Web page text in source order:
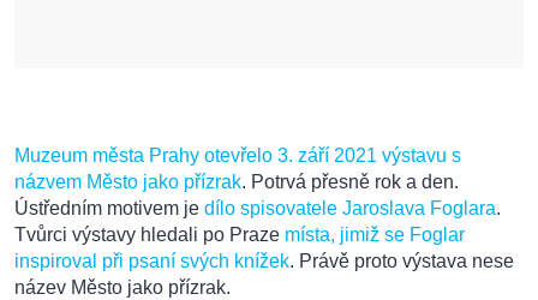
Muzeum města Prahy otevřelo 3. září 2021 výstavu s
názvem Město jako přízrak. Potrvá přesně rok a den.
Ústředním motivem je dílo spisovatele Jaroslava Foglara.
Tvůrci výstavy hledali po Praze místa, jimiž se Foglar
inspiroval při psaní svých knížek. Právě proto výstava nese
název Město jako přízrak.